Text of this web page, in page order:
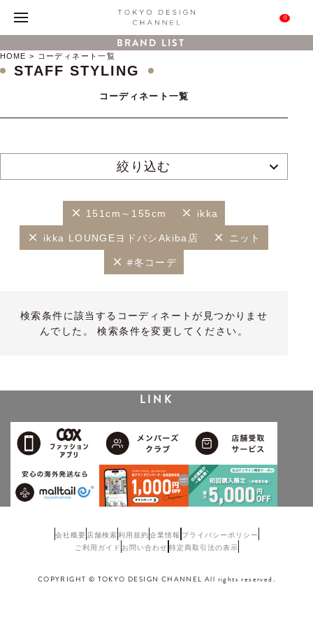
0
BRAND LIST
HOME コーディネート一覧
STAFF STYLING
コーディネート一覧
絞り込む
151cm～155cm ikka
ikka LOUNGEヨドバシAkiba店 ニット
#冬コーデ
検索条件に該当するコーディネートが見つかりませ
んでした。 検索条件を変更してください。
LINK
会社概要 店舗検索利用規約企業情報 プライバシーポリシー
ご利用ガイド お問い合わせ 特定商取引法の表示
COPYRIGHT © TOKYO DESIGN CHANNEL All rights reserved.